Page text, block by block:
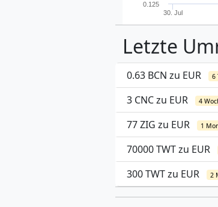
30. Jul
0.125
Letzte
0.63 BCN zu EUR 6
3 CNC zu EUR 4
77 ZIG zu EUR 1
70000 TWT zu EUR
300 TWT zu EUR 2